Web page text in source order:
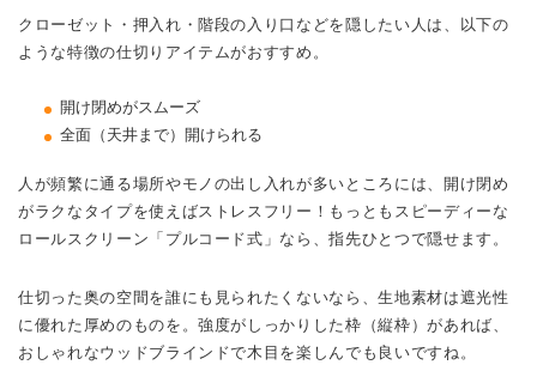
クローゼット・押入れ・階段の入り口などを隠したい人は、以下の
ような特徴の仕切りアイテムがおすすめ。
開け閉めがスムーズ
全面（天井まで）開けられる
人が頻繁に通る場所やモノの出し入れが多いところには、開け閉め
がラクなタイプを使えばストレスフリー！もっともスピーディーな
ロールスクリーン「プルコード式」なら、指先ひとつで隠せます。
仕切った奥の空間を誰にも見られたくないなら、生地素材は遮光性
に優れた厚めのものを。強度がしっかりした枠（縦枠）があれば、
おしゃれなウッドブラインドで木目を楽しんでも良いですね。